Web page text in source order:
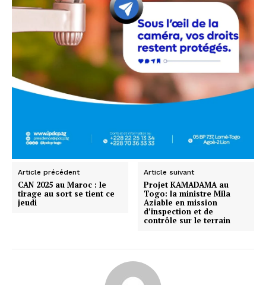
Article précédent
CAN 2025 au Maroc : le
tirage au sort se tient ce
jeudi
Article suivant
Projet KAMADAMA au
Togo: la ministre Mila
Aziable en mission
d’inspection et de
contrôle sur le terrain